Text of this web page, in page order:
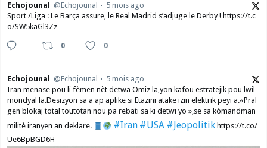
Echojounal @Echojounal
5 mois ago
Sport /Liga : Le Barça assure, le Real Madrid s’adjuge le Derby ! https://t.c
o/SW5kaGl3Zz
0 0
Echojounal @Echojounal
5 mois ago
Iran menase pou li fèmen nèt detwa Omiz la,yon kafou estratejik pou lwil
mondyal la.Desizyon sa a ap aplike si Etazini atake izin elektrik peyi a.​«Pral
gen blokaj total toutotan nou pa rebati sa ki detwi yo »,se sa kòmandman
militè iranyen an deklare.
#Iran #USA #Jeopolitikhttps://t.co/
Ue6BpBGD6H